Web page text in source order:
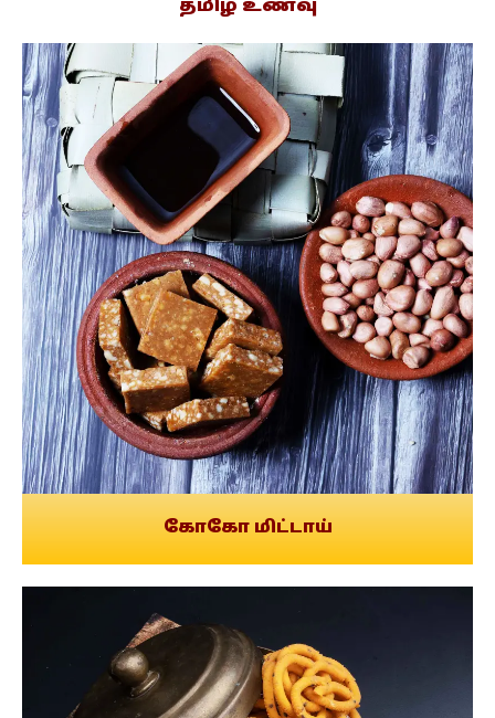
தமிழ் உணவு
கோகோ மிட்டாய்